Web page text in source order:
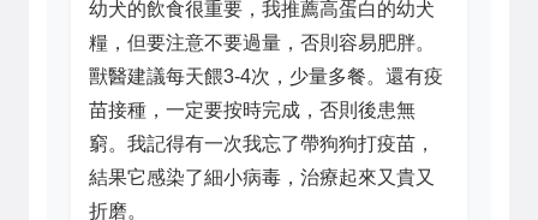
幼犬的飲食很重要，我推薦高蛋白的幼犬
糧，但要注意不要過量，否則容易肥胖。
獸醫建議每天餵3-4次，少量多餐。還有疫
苗接種，一定要按時完成，否則後患無
窮。我記得有一次我忘了帶狗狗打疫苗，
結果它感染了細小病毒，治療起來又貴又
折磨。